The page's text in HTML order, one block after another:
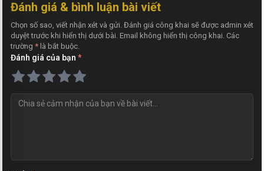
Đánh giá & bình luận bài viết
Chọn số sao, viết nhận xét và gửi. Đánh giá công khai sẽ được admin xét
duyệt trước khi hiển thị dưới bài. Email không hiển thị công khai. Các
trường * là bắt buộc.
Đánh giá của bạn *